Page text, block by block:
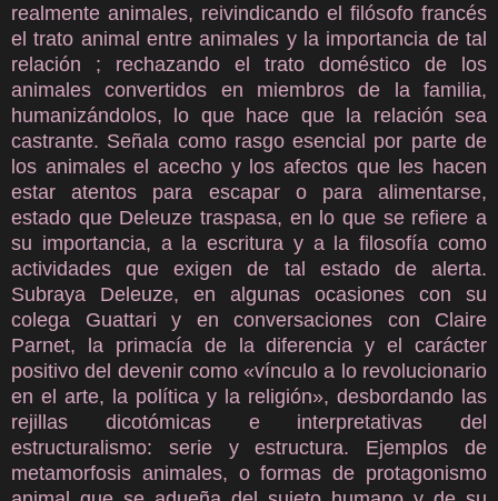
realmente animales, reivindicando el filósofo francés
el trato animal entre animales y la importancia de tal
relación ; rechazando el trato doméstico de los
animales convertidos en miembros de la familia,
humanizándolos, lo que hace que la relación sea
castrante. Señala como rasgo esencial por parte de
los animales el acecho y los afectos que les hacen
estar atentos para escapar o para alimentarse,
estado que Deleuze traspasa, en lo que se refiere a
su importancia, a la escritura y a la filosofía como
actividades que exigen de tal estado de alerta.
Subraya Deleuze, en algunas ocasiones con su
colega Guattari y en conversaciones con Claire
Parnet, la primacía de la diferencia y el carácter
positivo del devenir como «vínculo a lo revolucionario
en el arte, la política y la religión», desbordando las
rejillas dicotómicas e interpretativas del
estructuralismo: serie y estructura. Ejemplos de
metamorfosis animales, o formas de protagonismo